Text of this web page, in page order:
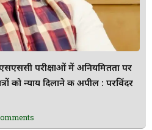
परीक्षाओं में अनियमितता पर
को न्याय दिलाने की अपील : परविंदर